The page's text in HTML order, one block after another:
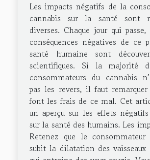
Les impacts négatifs de la
cannabis sur la santé sont
diverses. Chaque jour qui
conséquences négatives de ce
santé humaine sont
scientifiques. Si la majorité
consommateurs du cannabis
pas les revers, il faut
font les frais de ce mal. Cet
un aperçu sur les effets
sur la santé des humains. Les
Retenez que le consommateur
subit la dilatation des vaisseaux